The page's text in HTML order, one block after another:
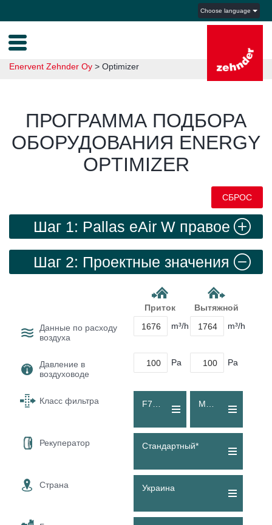
Choose language
Enervent Zehnder Oy > Optimizer
ПРОГРАММА ПОДБОРА
ОБОРУДОВАНИЯ ENERGY
OPTIMIZER
СБРОС
Шаг 1: Pallas eAir W правое
исполнение
Шаг 2: Проектные значения
Приток Вытяжной
Данные по расходу
воздуха
m³/h m³/h
Давление в
воздуховоде
Pa Pa
Класс фильтра
Рекуператор Стандартный*
Страна Украина